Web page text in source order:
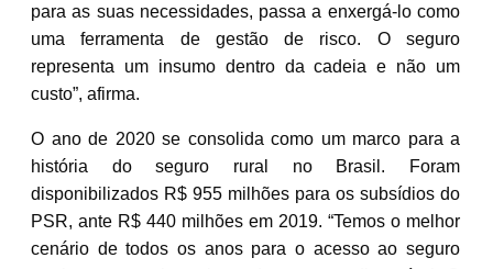
para as suas necessidades, passa a enxergá-lo como
uma ferramenta de gestão de risco. O seguro
representa um insumo dentro da cadeia e não um
custo”, afirma.
O ano de 2020 se consolida como um marco para a
história do seguro rural no Brasil. Foram
disponibilizados R$ 955 milhões para os subsídios do
PSR, ante R$ 440 milhões em 2019. “Temos o melhor
cenário de todos os anos para o acesso ao seguro